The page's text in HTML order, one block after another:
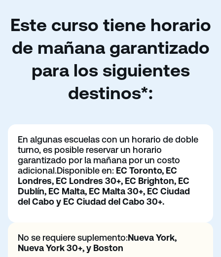
Este curso tiene horario
de mañana garantizado
para los siguientes
destinos*:
En algunas escuelas con un horario de doble
turno, es posible reservar un horario
garantizado por la mañana por un costo
adicional.Disponible en: EC Toronto, EC
Londres, EC Londres 30+, EC Brighton, EC
Dublín, EC Malta, EC Malta 30+, EC Ciudad
del Cabo y EC Ciudad del Cabo 30+.
No se requiere suplemento:Nueva York,
Nueva York 30+, y Boston